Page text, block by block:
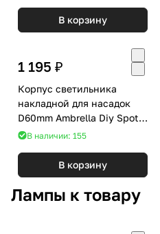
В корзину
1 195 ₽
Корпус светильника
накладной для насадок
D60mm Ambrella Diy Spot
C6322
В наличии: 155
В корзину
Лампы к товару